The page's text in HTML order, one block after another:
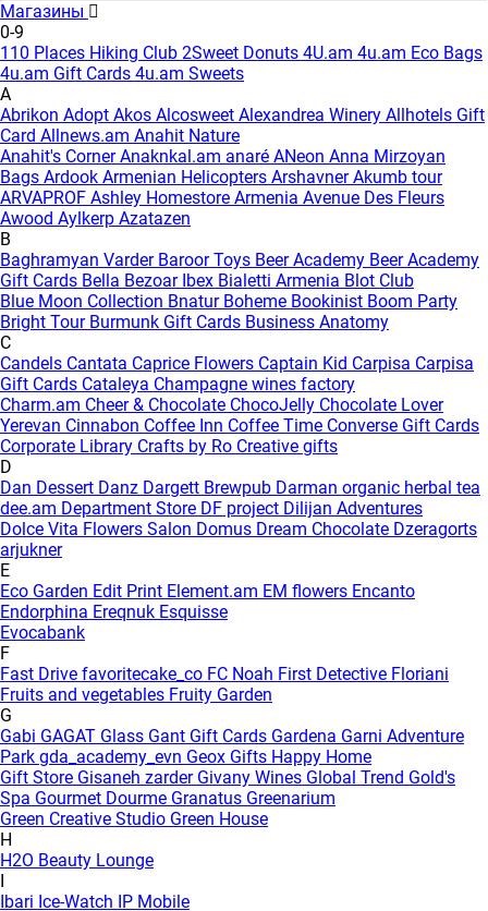
Магазины
0-9
110 Places Hiking Club 2Sweet Donuts 4U.am 4u.am Eco Bags
4u.am Gift Cards 4u.am Sweets
A
Abrikon Adopt Akos Alcosweet Alexandrea Winery Allhotels Gift
Card Allnews.am Anahit Nature
Anahit's CornerAnaknkal.am anaré ANeon Anna Mirzoyan
Bags Ardook Armenian Helicopters Arshavner Akumb tour
ARVAPROF Ashley Homestore Armenia Avenue Des Fleurs
Awood Aylkerp Azatazen
B
Baghramyan Varder Baroor Toys Beer Academy Beer Academy
Gift Cards Bella Bezoar Ibex Bialetti Armenia Blot Club
Blue Moon Collection Bnatur Boheme Bookinist Boom Party
Bright Tour Burmunk Gift Cards Business Anatomy
C
Candels Cantata Caprice Flowers Captain Kid Carpisa Carpisa
Gift Cards Cataleya Champagne wines factory
Charm.am Cheer & Chocolate ChocoJelly Chocolate Lover
Yerevan Cinnabon Coffee Inn Coffee Time Converse Gift Cards
Corporate Library Crafts by Ro Creative gifts
D
Dan Dessert Danz Dargett Brewpub Darman organic herbal tea
dee.am Department Store DF project Dilijan Adventures
Dolce Vita Flowers Salon Domus Dream Chocolate Dzeragorts
arjukner
E
Eco Garden Edit Print Element.am EM flowers Encanto
Endorphina Ereqnuk Esquisse
Evocabank
F
Fast Drive favoritecake_co FC Noah First Detective Floriani
Fruits and vegetables Fruity Garden
G
Gabi GAGAT Glass Gant Gift Cards Gardena Garni Adventure
Park gda_academy_evn Geox Gifts Happy Home
Gift Store Gisaneh zarder Givany Wines Global Trend Gold's
Spa Gourmet Dourme Granatus Greenarium
Green Creative Studio Green House
H
H2O Beauty Lounge
I
Ibari Ice-Watch IP Mobile